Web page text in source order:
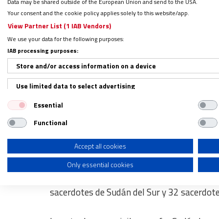
La historia de Jorge Naranjo
Elcomboniano Jorge Naranjo
conoce de
beneficiario directo enSudán, país
2008 está allí destinado y desde 2012 es
Tecnology, en Jartum. Este centro de
inyección de 170.000 euros de Ayuda a la
“En un país de mayoría islámica,la mayor
los países del entorno, azotados por la
comunicación hoy. Naranjo señaló
Solo hay 15 sacerdotes con
sacerdotes de Sudán del Sur y 32
Your consent and the cookie policy applies solely to this website/app.
View Partner List (1 IAB Vendors)
We use your data for the following purposes:
IAB processing purposes:
Store and/or access information on a device
Use limited data to select advertising
Create profiles for personalised advertising
Use profiles to select personalised advertising
Create profiles to personalise content
Use profiles to select personalised content
Measure advertising performance
Essential
Functional
Accept all cookies
Only essential cookies